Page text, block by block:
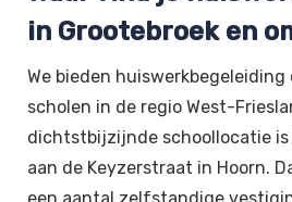
in Grootebroek en
We bieden
scholen in de regio West-
dichtstbijzijnde schoollocatie is
aan de Keyzerstraat in Hoorn.